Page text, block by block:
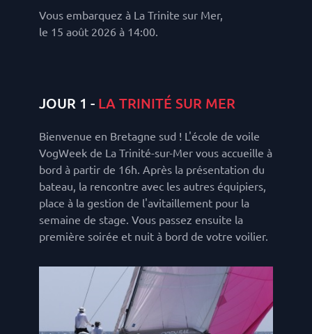
Vous embarquez à La Trinite sur Mer,
le 15 août 2026 à 14:00.
JOUR 1 - LA TRINITÉ SUR MER
Bienvenue en Bretagne sud ! L'école de voile
VogWeek de La Trinité-sur-Mer vous accueille à
bord à partir de 16h. Après la présentation du
bateau, la rencontre avec les autres équipiers,
place à la gestion de l'avitaillement pour la
semaine de stage. Vous passez ensuite la
première soirée et nuit à bord de votre voilier.